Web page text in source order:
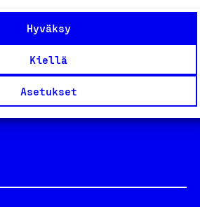
Hyväksy
Kiellä
Asetukset
Yritys -merkki